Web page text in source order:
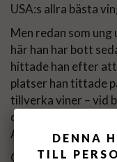
USA:s allra bästa
Men redan som
här han har bott
hittade han efter
platser han tittade
tillverka viner – vid
den optimala
Adoria!
Genom hårt arbete
DENNA
TILL